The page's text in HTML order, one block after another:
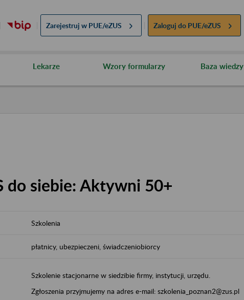
Zarejestruj w PUE/eZUS Zaloguj do PUE/eZUS
Lekarze Wzory formularzy Baza wiedzy
do siebie: Aktywni 50+
Szkolenia
płatnicy, ubezpieczeni, świadczeniobiorcy
Szkolenie stacjonarne w siedzibie firmy, instytucji, urzędu.
Zgłoszenia przyjmujemy na adres e-mail: szkolenia_poznan2@zus.pl